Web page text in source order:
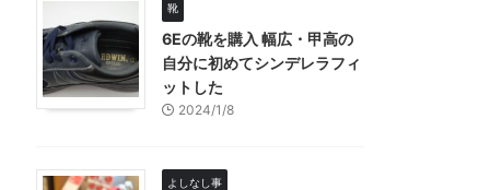
靴
6Eの靴を購入 幅広・甲高の
自分に初めてシンデレラフィ
ットした
2024/1/8
よしなし事